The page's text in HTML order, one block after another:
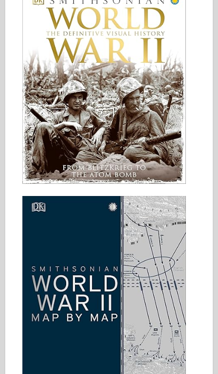
Tristar
Trombitás
Zvezda
Albumok-Fotók
Séta körül
Könyvek
Dvd
Kapcsolat
le Napló
A készletek